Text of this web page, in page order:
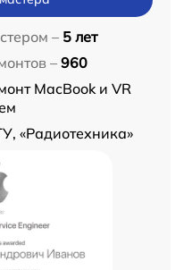
– 5 лет
– 960
MacBook и VR
«Радиотехника»